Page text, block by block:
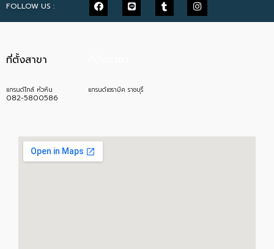
FOLLOW US :
ที่ตั้งสาขา
แกรนด์ไทล์ หัวหิน
082-5800586
แกรนด์เซรามิค ราชบุรี